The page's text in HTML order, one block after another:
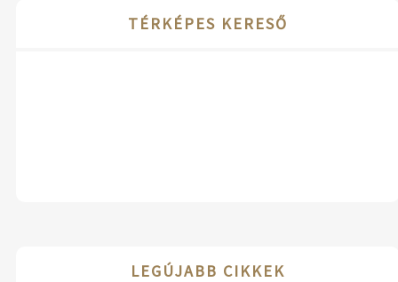
TÉRKÉPES KERESŐ
LEGÚJABB CIKKEK